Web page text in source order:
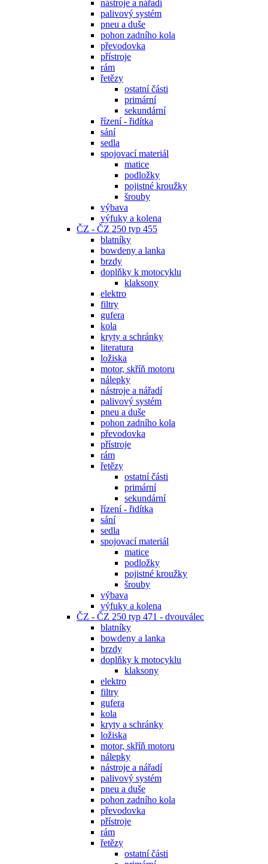
nástroje a nářadí
palivový systém
pneu a duše
pohon zadního kola
převodovka
přístroje
rám
řetězy
ostatní části
primární
sekundární
řízení - řidítka
sání
sedla
spojovací materiál
matice
podložky
pojistné kroužky
šrouby
výbava
výfuky a kolena
ČZ - ČZ 250 typ 455
blatníky
bowdeny a lanka
brzdy
doplňky k motocyklu
klaksony
elektro
filtry
gufera
kola
kryty a schránky
literatura
ložiska
motor, skříň motoru
nálepky
nástroje a nářadí
palivový systém
pneu a duše
pohon zadního kola
převodovka
přístroje
rám
řetězy
ostatní části
primární
sekundární
řízení - řidítka
sání
sedla
spojovací materiál
matice
podložky
pojistné kroužky
šrouby
výbava
výfuky a kolena
ČZ - ČZ 250 typ 471 - dvouválec
blatníky
bowdeny a lanka
brzdy
doplňky k motocyklu
klaksony
elektro
filtry
gufera
kola
kryty a schránky
ložiska
motor, skříň motoru
nálepky
nástroje a nářadí
palivový systém
pneu a duše
pohon zadního kola
převodovka
přístroje
rám
řetězy
ostatní části